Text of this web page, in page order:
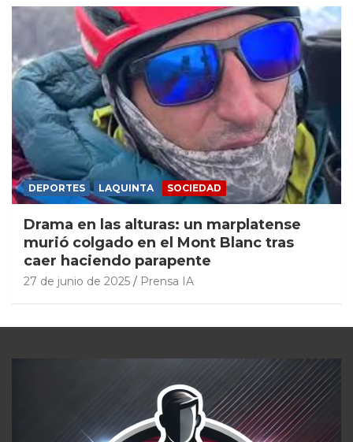
DEPORTES LAQUINTA SOCIEDAD
Drama en las alturas: un marplatense
murió colgado en el Mont Blanc tras
caer haciendo parapente
27 de junio de 2025 Prensa IA